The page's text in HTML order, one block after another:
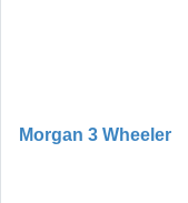
Morgan 3 Wheeler